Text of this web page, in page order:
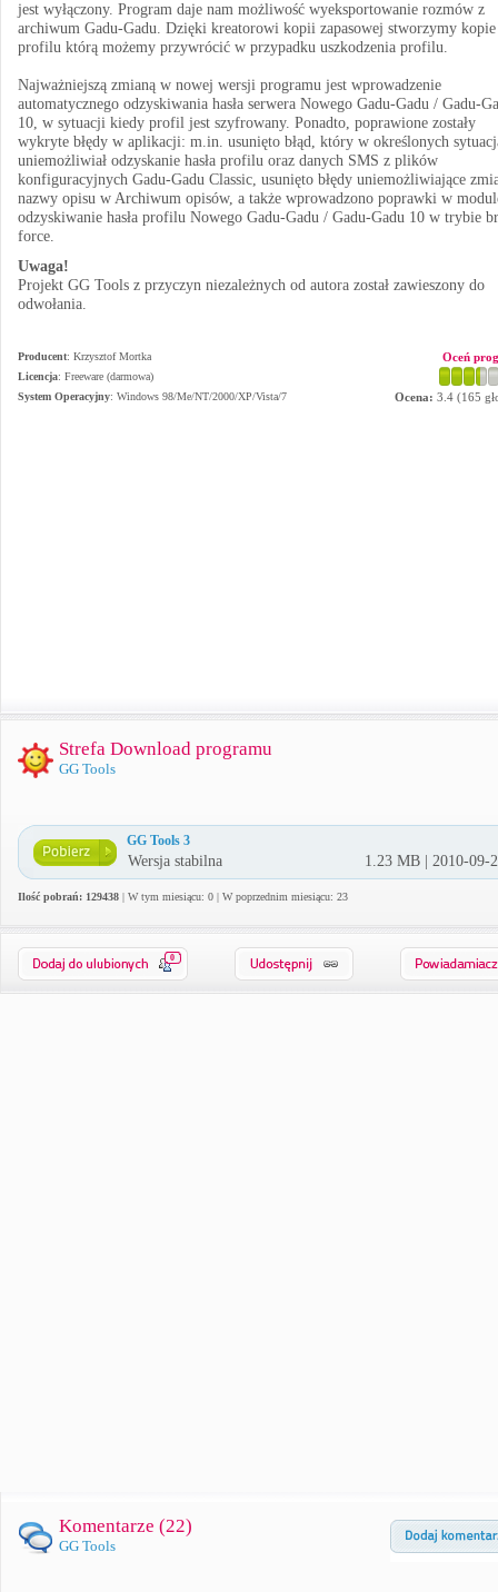
jest wyłączony. Program daje nam możliwość wyeksportowanie rozmów z
archiwum Gadu-Gadu. Dzięki kreatorowi kopii zapasowej stworzymy kopie
profilu którą możemy przywrócić w przypadku uszkodzenia profilu.
Najważniejszą zmianą w nowej wersji programu jest wprowadzenie
automatycznego odzyskiwania hasła serwera Nowego Gadu-Gadu / Gadu-
10, w sytuacji kiedy profil jest szyfrowany. Ponadto, poprawione zostały
wykryte błędy w aplikacji: m.in. usunięto błąd, który w określonych
uniemożliwiał odzyskanie hasła profilu oraz danych SMS z plików
konfiguracyjnych Gadu-Gadu Classic, usunięto błędy uniemożliwiające
nazwy opisu w Archiwum opisów, a także wprowadzono poprawki w
odzyskiwanie hasła profilu Nowego Gadu-Gadu / Gadu-Gadu 10 w trybie
force.
Uwaga!
Projekt GG Tools z przyczyn niezależnych od autora został zawieszony do
odwołania.
Producent: Krzysztof Mortka
Licencja: Freeware (darmowa)
System Operacyjny: Windows 98/Me/NT/2000/XP/Vista/7
Oceń
Ocena: 3.4 (165
Strefa Download programu
GG Tools
GG Tools 3
Wersja stabilna 1.23 MB | 2010-09-
Ilość pobrań: 129438 | W tym miesiącu: 0 | W poprzednim miesiącu: 23
0
Komentarze (22)
GG Tools